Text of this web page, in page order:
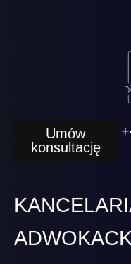
Umów
konsultację